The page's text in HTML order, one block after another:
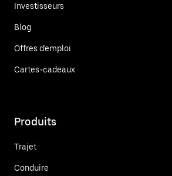
Investisseurs
Blog
Offres d'emploi
Cartes-cadeaux
Produits
Trajet
Conduire